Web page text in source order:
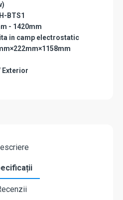
BTS1
- 1420mm
in camp electrostatic
Exterior